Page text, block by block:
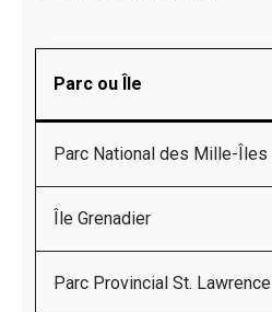
Parc ou Île
Parc National des Mille-Îles
Île Grenadier
Parc Provincial St. Lawrence